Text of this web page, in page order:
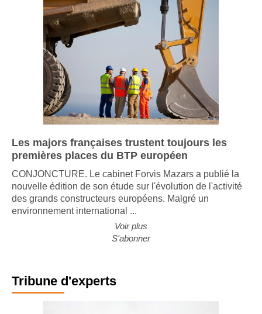
Les majors françaises trustent toujours les
premières places du BTP européen
CONJONCTURE. Le cabinet Forvis Mazars a publié la
nouvelle édition de son étude sur l'évolution de l'activité
des grands constructeurs européens. Malgré un
Voir plus
Tribune d'experts